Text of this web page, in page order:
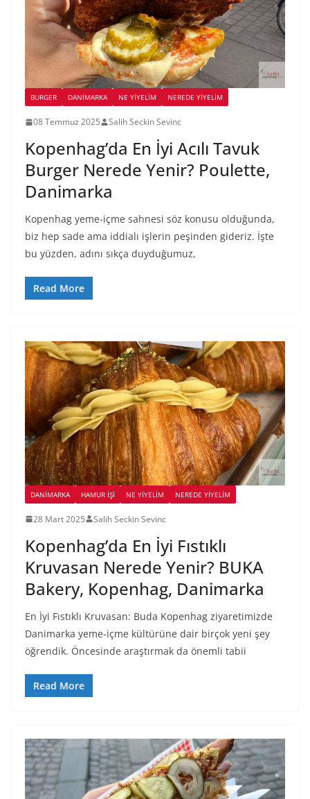
BURGER DANIMARKA NE YİYELİM NEREDE YİYELİM
08 Temmuz 2025 Salih Seckin Sevinc
Kopenhag’da En İyi Acılı Tavuk
Burger Nerede Yenir? Poulette,
Danimarka
Kopenhag yeme-içme sahnesi söz konusu olduğunda,
biz hep sade ama iddialı işlerin peşinden gideriz. İşte
bu yüzden, adını sıkça duyduğumuz,
Read More
DANIMARKA HAMUR İŞI NE YİYELİM NEREDE YİYELİM
28 Mart 2025 Salih Seckin Sevinc
Kopenhag’da En İyi Fıstıklı
Kruvasan Nerede Yenir? BUKA
Bakery, Kopenhag, Danimarka
En İyi Fıstıklı Kruvasan: Buda Kopenhag ziyaretimizde
Danimarka yeme-içme kültürüne dair birçok yeni şey
öğrendik. Öncesinde araştırmak da önemli tabii
Read More